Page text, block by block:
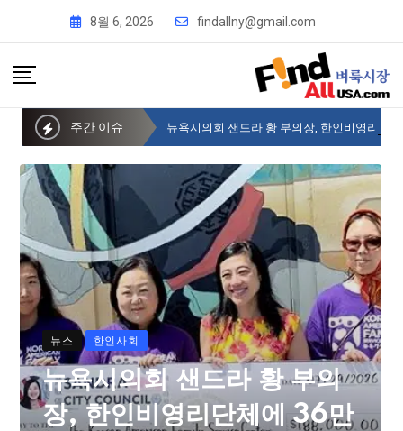
8월 6, 2026 findallny@gmail.com
주간 이슈
뉴욕시의회 샌드라 황 부의장, 한인비영리단체에 36만불 예산 지원
뉴스 한인사회
뉴욕시의회 샌드라 황 부의
장, 한인비영리단체에 36만